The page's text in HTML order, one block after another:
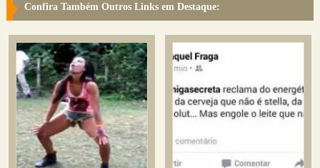
Confira Também Outros Links em Destaque: